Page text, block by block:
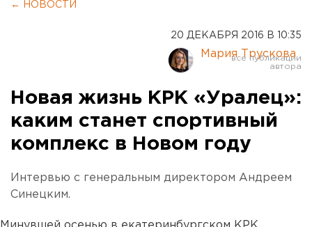
← НОВОСТИ
20 ДЕКАБРЯ 2016 В 10:35
Мария Трускова
Новая жизнь КРК «Уралец»:
каким станет спортивный
комплекс в Новом году
Интервью с генеральным директором Андреем
Синецким.